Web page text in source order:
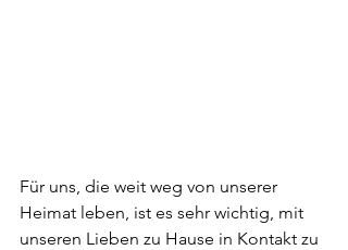
Für uns, die weit weg von unserer
Heimat leben, ist es sehr wichtig, mit
unseren Lieben zu Hause in Kontakt zu